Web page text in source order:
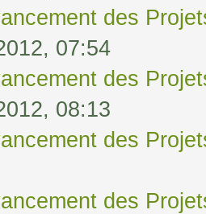
des
07:54
des
08:13
des
des